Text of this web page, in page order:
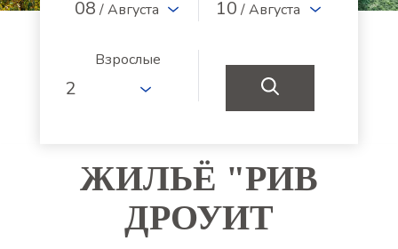
08 / Августа 10 / Августа
Взрослые
ЖИЛЬЁ "РИВ
ДРОУИТ